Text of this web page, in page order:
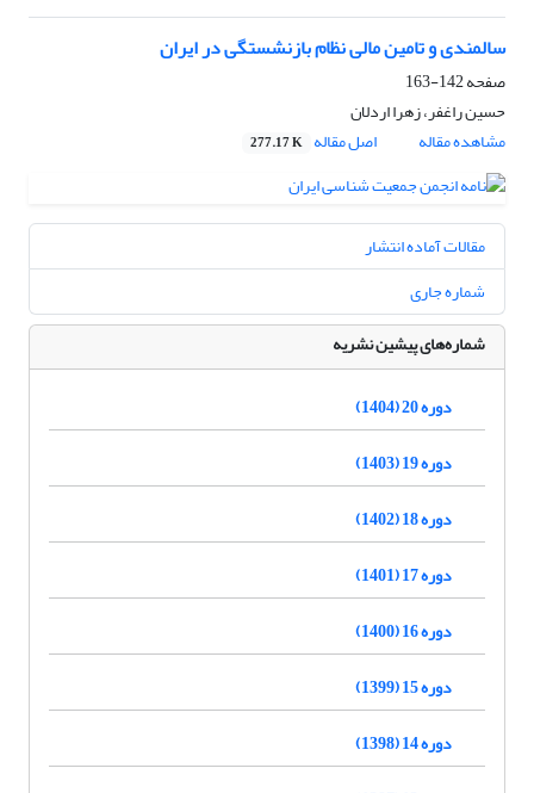
سالمندی و تامین مالی نظام بازنشستگی در ایران
صفحه142-163
حسین راغفر، زهرا اردلان
مشاهده مقاله
اصل مقاله 277.17 K
مقالات آماده انتشار
شماره جاری
شماره‌های پیشین نشریه
دوره 20 (1404)
دوره 19 (1403)
دوره 18 (1402)
دوره 17 (1401)
دوره 16 (1400)
دوره 15 (1399)
دوره 14 (1398)